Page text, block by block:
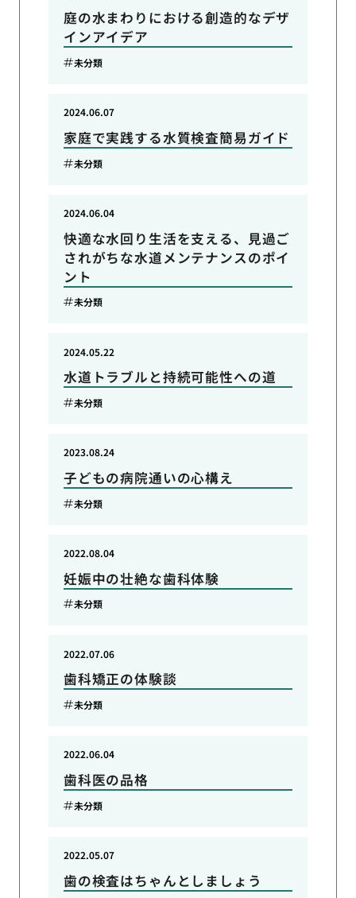
庭の水まわりにおける創造的なデザ
インアイデア
未分類
家庭で実践する水質検査簡易ガイド
2024.06.07
未分類
快適な水回り生活を支える、見過ご
されがちな水道メンテナンスのポイ
ント
2024.06.04
未分類
水道トラブルと持続可能性への道
2024.05.22
未分類
子どもの病院通いの心構え
2023.08.24
未分類
妊娠中の壮絶な歯科体験
2022.08.04
未分類
歯科矯正の体験談
2022.07.06
未分類
歯科医の品格
2022.06.04
未分類
歯の検査はちゃんとしましょう
2022.05.07